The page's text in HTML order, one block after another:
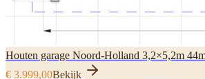
Houten garage Noord-Holland 3,2×5,2m
€ 3.999,00Bekijk